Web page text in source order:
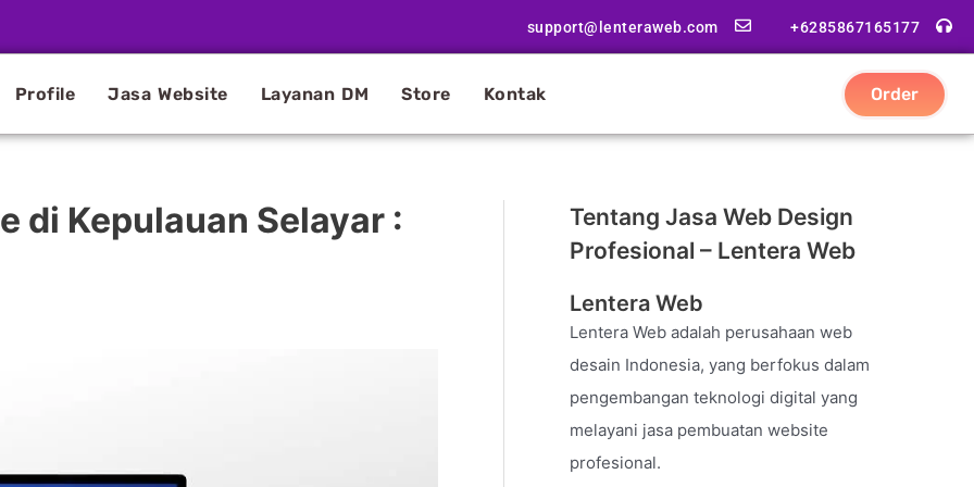
support@lenteraweb.com +6285867165177
Profile Jasa Website Layanan DM Store Kontak Order
di Kepulauan Selayar :
Tentang Jasa Web Design
Profesional – Lentera Web
Lentera Web
Lentera Web adalah perusahaan web
desain Indonesia, yang berfokus dalam
pengembangan teknologi digital yang
melayani jasa pembuatan website
profesional.